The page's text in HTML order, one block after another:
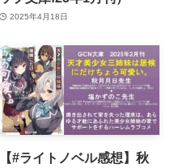
2025年4月18日
【#ライトノベル感想】秋